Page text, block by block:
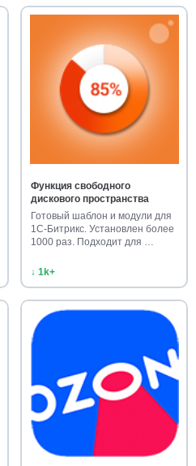
Функция свободного
дискового пространства
Готовый шаблон и модули для
1С-Битрикс. Установлен более
1000 раз. Подходит для …
↓ 1k+